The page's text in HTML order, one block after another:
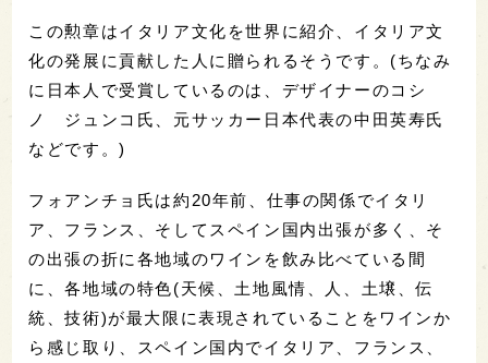
この勲章はイタリア文化を世界に紹介、イタリア文
化の発展に貢献した人に贈られるそうです。(ちなみ
に日本人で受賞しているのは、デザイナーのコシ
ノ ジュンコ氏、元サッカー日本代表の中田英寿氏
などです。)
フォアンチョ氏は約20年前、仕事の関係でイタリ
ア、フランス、そしてスペイン国内出張が多く、そ
の出張の折に各地域のワインを飲み比べている間
に、各地域の特色(天候、土地風情、人、土壌、伝
統、技術)が最大限に表現されていることをワインか
ら感じ取り、スペイン国内でイタリア、フランス、